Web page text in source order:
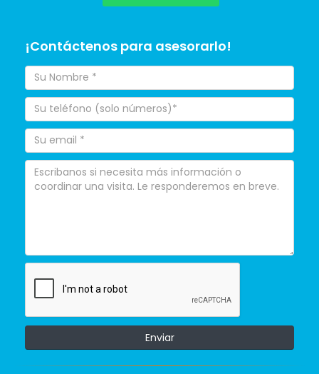
¡Contáctenos para asesorarlo!
Enviar